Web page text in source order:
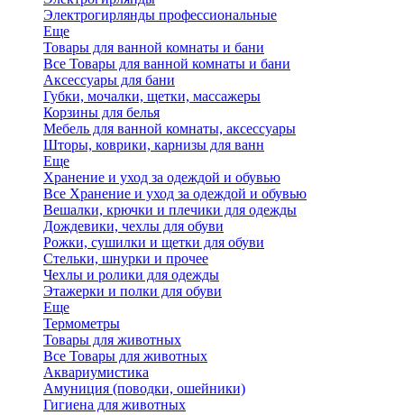
Электрогирлянды профессиональные
Еще
Товары для ванной комнаты и бани
Все Товары для ванной комнаты и бани
Аксессуары для бани
Губки, мочалки, щетки, массажеры
Корзины для белья
Мебель для ванной комнаты, аксессуары
Шторы, коврики, карнизы для ванн
Еще
Хранение и уход за одеждой и обувью
Все Хранение и уход за одеждой и обувью
Вешалки, крючки и плечики для одежды
Дождевики, чехлы для обуви
Рожки, сушилки и щетки для обуви
Стельки, шнурки и прочее
Чехлы и ролики для одежды
Этажерки и полки для обуви
Еще
Термометры
Товары для животных
Все Товары для животных
Аквариумистика
Амуниция (поводки, ошейники)
Гигиена для животных